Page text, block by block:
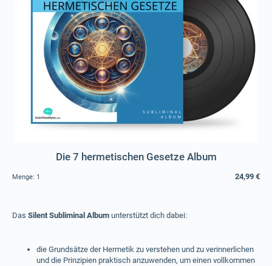
Die 7 hermetischen Gesetze Album
Menge: 1 24,99 €
Das Silent Subliminal Album unterstützt dich dabei:
die Grundsätze der Hermetik zu verstehen und zu verinnerlichen
und die Prinzipien praktisch anzuwenden, um einen vollkommen